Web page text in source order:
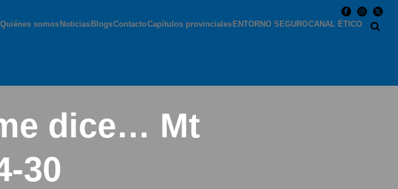
Quiénes somos Noticias BlogsContactoCapítulos provinciales ENTORNO SEGUROCANAL ÉTICO
dice… Mt
30